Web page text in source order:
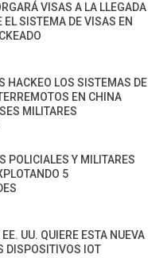
VISAS A LA LLEGADA
EL SISTEMA DE VISAS EN
HACKEO LOS SISTEMAS DE
EN CHINA
MILITARES
POLICIALES Y MILITARES
5
UU. QUIERE ESTA NUEVA
DISPOSITIVOS IOT